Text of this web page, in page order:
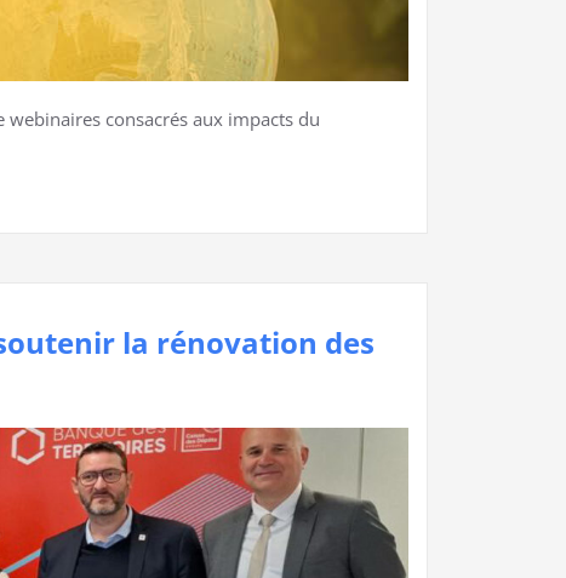
consacrés aux impacts du
la rénovation des